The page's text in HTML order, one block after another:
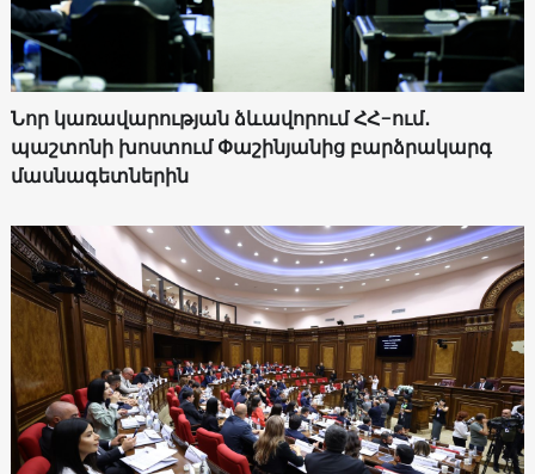
Նոր կառավարության ձևավորում ՀՀ-ում․
պաշտոնի խոստում Փաշինյանից բարձրակարգ
մասնագետներին